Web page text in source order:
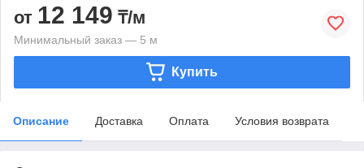
от 12 149 ₸/м
Минимальный заказ — 5 м
Купить
Описание Доставка Оплата Условия возврата